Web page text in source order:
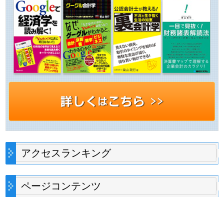
アクセスランキング
ページコンテンツ